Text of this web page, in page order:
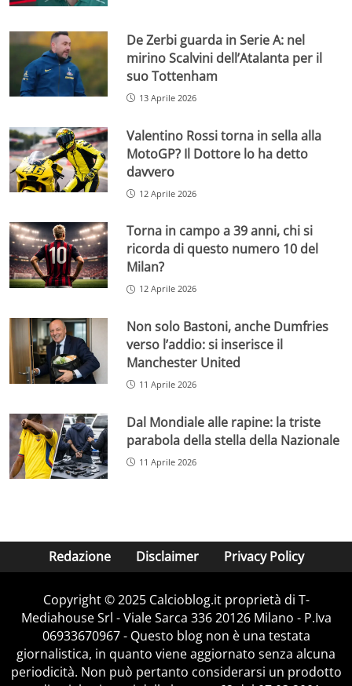
De Zerbi guarda in Serie A: nel
mirino Scalvini dell’Atalanta per il
suo Tottenham
13 Aprile 2026
Valentino Rossi torna in sella alla
MotoGP? Il Dottore lo ha detto
davvero
12 Aprile 2026
Torna in campo a 39 anni, chi si
ricorda di questo numero 10 del
Milan?
12 Aprile 2026
Non solo Bastoni, anche Dumfries
verso l’addio: si inserisce il
Manchester United
11 Aprile 2026
Dal Mondiale alle rapine: la triste
parabola della stella della Nazionale
11 Aprile 2026
Redazione Disclaimer Privacy Policy
Copyright © 2025 Calcioblog.it proprietà di T-
Mediahouse Srl - Viale Sarca 336 20126 Milano - P.Iva
06933670967 - Questo blog non è una testata
giornalistica, in quanto viene aggiornato senza alcuna
periodicità. Non può pertanto considerarsi un prodotto